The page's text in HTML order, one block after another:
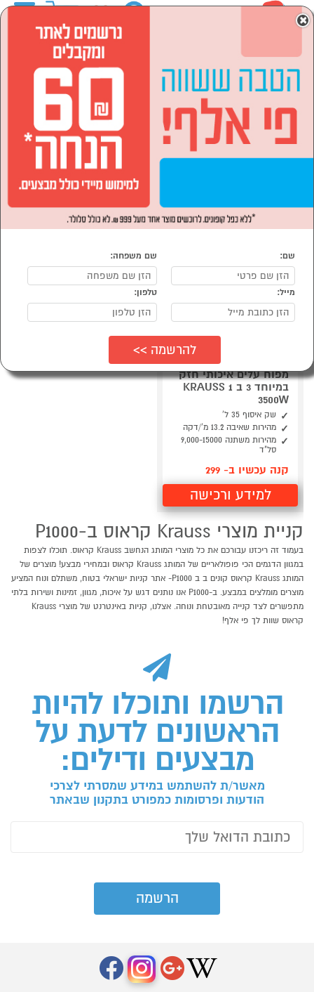
הסתר רשימת קטגוריות
לבית ולגן (1)
Krauss קראוס
נמצאו 1 מוצרי Krauss קראוס
מפוח עלים איכותי חזק
במיוחד 3 ב 1 KRAUSS
3500W
שק איסוף 35 ל'
מהירות שאיבה 13.2 מ'/דקה
מהירות משתנה 9,000-15000
סל"ד
קנה עכשיו ב- 299
למידע ורכישה
קניית מוצרי Krauss קראוס ב-P1000
בעמוד זה ריכזנו עבורכם את כל מוצרי המותג הנחשב Krauss קראוס. תוכלו לצפות
במגוון הדגמים הכי פופולאריים של המותג Krauss קראוס ובמחירי מבצע! מוצרים של
המותג Krauss קראוס קונים ב ב P1000- אתר קניות ישראלי בטוח, משתלם ונוח המציע
מוצרים מומלצים במבצע. ב-P1000 אנו נותנים דגש על איכות, מגוון, זמינות ושירות בלתי
מתפשרים לצד קנייה מאובטחת ונוחה. אצלנו, קניות באינטרנט של מוצרי Krauss
קראוס שוות לך פי אלף!
הרשמו ותוכלו להיות
הראשונים לדעת על
מבצעים ודילים:
מאשר/ת להשתמש במידע שמסרתי לצרכי
הודעות ופרסומות כמפורט בתקנון שבאתר
×
שם: שם משפחה:
מייל: טלפון: